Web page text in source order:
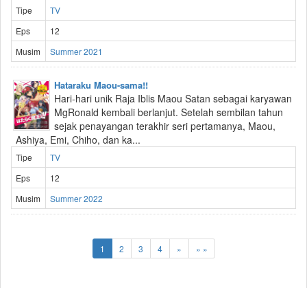
Tipe
TV
Eps
12
Musim
Summer 2021
Hataraku Maou-sama!!
Hari-hari unik Raja Iblis Maou Satan sebagai karyawan
MgRonald kembali berlanjut. Setelah sembilan tahun
sejak penayangan terakhir seri pertamanya, Maou,
Ashiya, Emi, Chiho, dan ka...
Tipe
TV
Eps
12
Musim
Summer 2022
1 2 3 4 » » »